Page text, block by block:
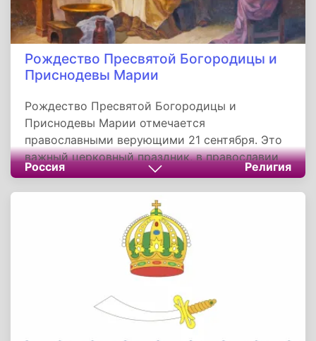
Рождество Пресвятой Богородицы и
Приснодевы Марии
Рождество Пресвятой Богородицы и
Приснодевы Марии отмечается
православными верующими 21 сентября. Это
важный церковный праздник, в православии
он относится к числу двунадесятых, а
празднование этого дня было установлено
Россия Религия